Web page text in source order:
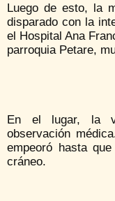
Luego de esto, la
disparado con la
el Hospital Ana
parroquia Petare,
En el lugar, la
observación
empeoró hasta
cráneo.